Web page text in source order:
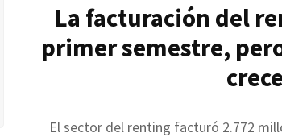
La facturación del
primer semestre,
El sector del renting facturó 2.772